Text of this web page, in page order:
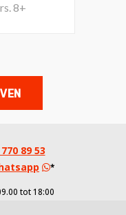
8+
89 53
*
tot 18:00